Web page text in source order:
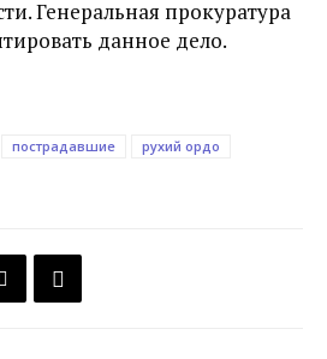
Генеральная прокуратура
данное дело.
пострадавшие
рухий ордо